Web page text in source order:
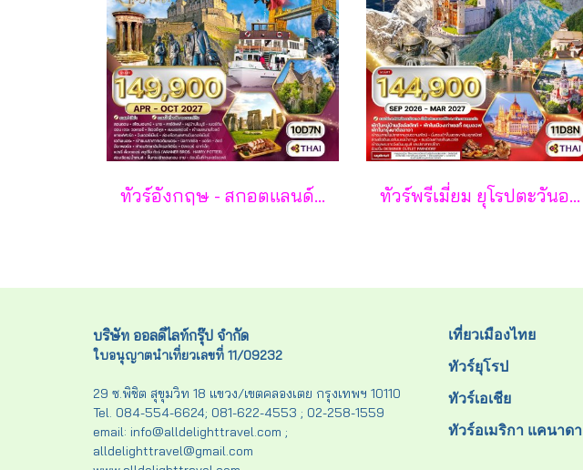
ทัวร์อังกฤษ - สกอตแลนด์ - เวลส์ 10 วัน - TG ทัวร์พรีเมี่ยม ยุโรปตะวันออก พักหมู่บ้านฮัลล์สตัทท์ 11วัน 8คืน - TG
บริษัท ออลดีไลท์กรุ๊ป จำกัด
ใบอนุญาตนำเที่ยวเลขที่ 11/09232
29 ซ.พิชิต สุขุมวิท 18 แขวง/เขตคลองเตย กรุงเทพฯ 10110
Tel. 084-554-6624; 081-622-4553 ; 02-258-1559
email: info@alldelighttravel.com ;
alldelighttravel@gmail.com
เที่ยวเมืองไทย
ทัวร์ยุโรป
ทัวร์เอเชีย
ทัวร์อเมริกา แคนาดา